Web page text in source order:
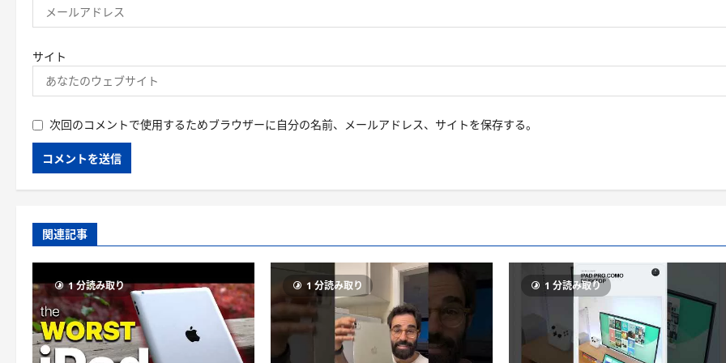
サイト
次回のコメントで使用するためブラウザーに自分の名前、メールアドレス、サイトを保存する。
関連記事
1 分読み取り 1 分読み取り 1 分読み取り